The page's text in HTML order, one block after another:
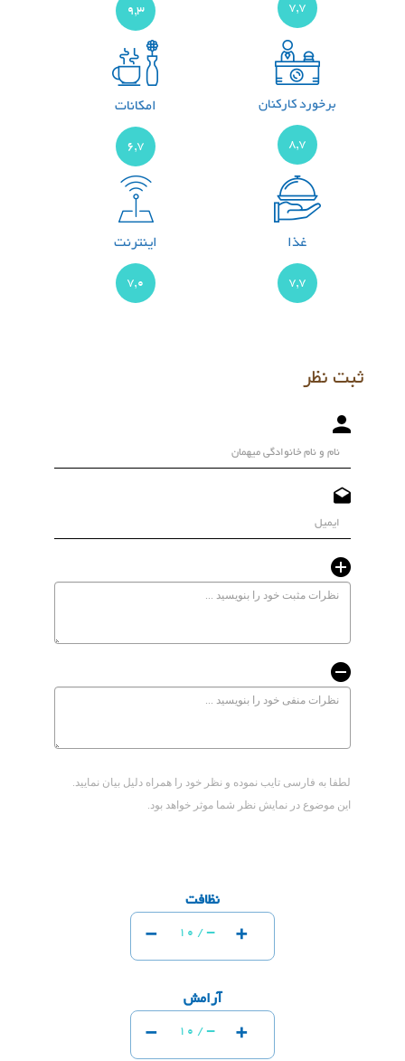
7,7
9,3
برخورد کارکنان
8,7
امکانات
6,7
غذا
7,7
اینترنت
7,0
ثبت نظر
لطفا به فارسی تایب نموده و نظر خود را همراه دلیل بیان نمایید.
این موضوع در نمایش نظر شما موثر خواهد بود.
نظافت
- 10 / - +
آرامش
- 10 / - +